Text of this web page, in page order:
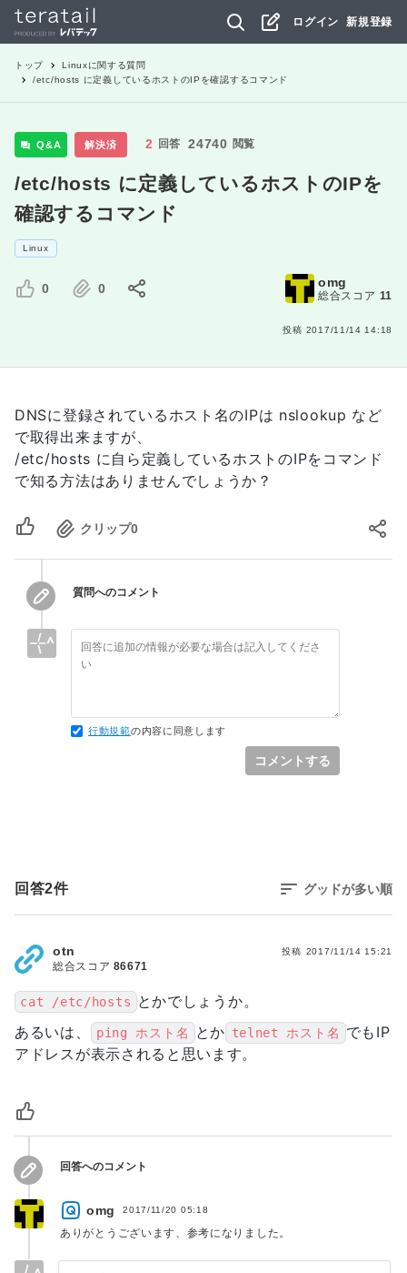
ログイン 新規登録
トップ Linuxに関する質問
/etc/hosts に定義しているホストのIPを確認するコマンド
Q&A 解決済 2 回答 24740 閲覧
/etc/hosts に定義しているホストのIPを
確認するコマンド
Linux
0 0 omg
総合スコア 11
投稿 2017/11/14 14:18
DNSに登録されているホスト名のIPは nslookup など
で取得出来ますが、
/etc/hosts に自ら定義しているホストのIPをコマンド
で知る方法はありませんでしょうか？
クリップ0
質問へのコメント
行動規範の内容に同意します
コメントする
回答2件 グッドが多い順
cat /etc/hosts
とかでしょうか。
あるいは、
ping ホスト名 とか telnet ホスト名
でもIP
アドレスが表示されると思います。
投稿 2017/11/14 15:21
otn
総合スコア 86671
回答へのコメント
omg 2017/11/20 05:18
ありがとうございます、参考になりました。